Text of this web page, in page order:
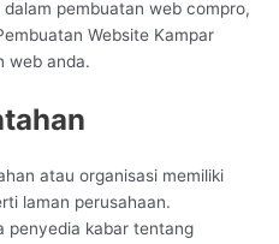
pembuatan web compro,
Website Kampar
web anda.
atau organisasi memiliki
laman perusahaan.
penyedia kabar tentang